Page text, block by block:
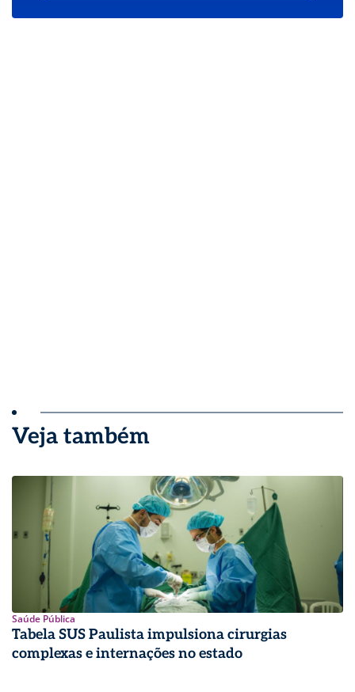
Veja também
Saúde Pública
Tabela SUS Paulista impulsiona cirurgias
complexas e internações no estado